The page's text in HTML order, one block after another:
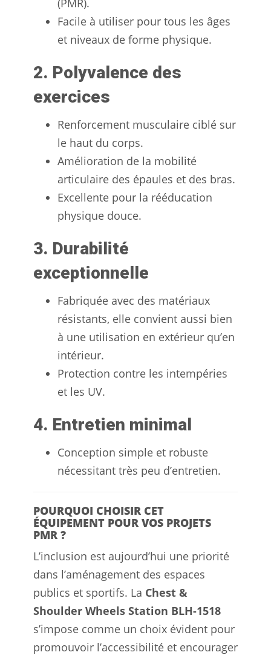
Facile à utiliser pour tous les âges
et niveaux de forme physique.
2. Polyvalence des
exercices
Renforcement musculaire ciblé sur
le haut du corps.
Amélioration de la mobilité
articulaire des épaules et des bras.
Excellente pour la rééducation
physique douce.
3. Durabilité
exceptionnelle
Fabriquée avec des matériaux
résistants, elle convient aussi bien
à une utilisation en extérieur qu’en
intérieur.
Protection contre les intempéries
et les UV.
4. Entretien minimal
Conception simple et robuste
nécessitant très peu d’entretien.
POURQUOI CHOISIR CET
ÉQUIPEMENT POUR VOS PROJETS
PMR ?
L’inclusion est aujourd’hui une priorité
dans l’aménagement des espaces
publics et sportifs. La Chest &
Shoulder Wheels Station BLH-1518
s’impose comme un choix évident pour
promouvoir l’accessibilité et encourager